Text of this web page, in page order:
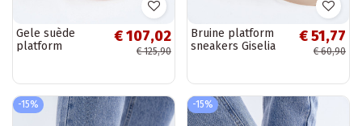
Gele suède
platform
€ 107,02
€ 125,90
Bruine platform
sneakers Giselia
€ 51,77
€ 60,90
-15% -15%